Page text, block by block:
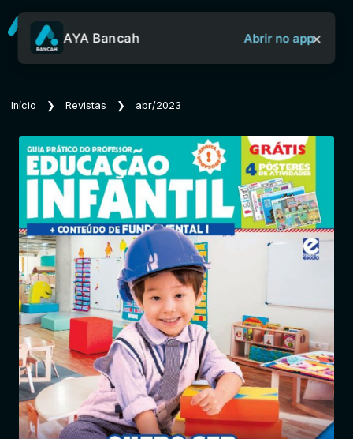
Sobre o Aya Bancah
Início
Revistas
Notícias
Entrar
AYA Bancah Abrir no app×
Início ❯ Revistas ❯ abr/2023